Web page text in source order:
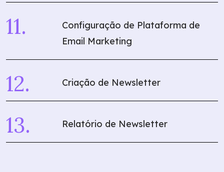
Configuração de Plataforma de
Email Marketing
Criação de Newsletter
Relatório de Newsletter